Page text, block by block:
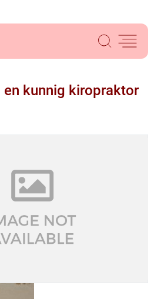
kunnig kiropraktor